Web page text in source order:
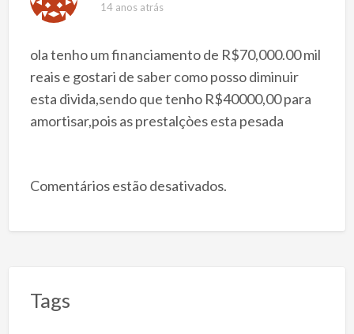
14 anos atrás
ola tenho um financiamento de R$70,000.00 mil
reais e gostari de saber como posso diminuir
esta divida,sendo que tenho R$40000,00 para
amortisar,pois as prestalçòes esta pesada
Comentários estão desativados.
Tags